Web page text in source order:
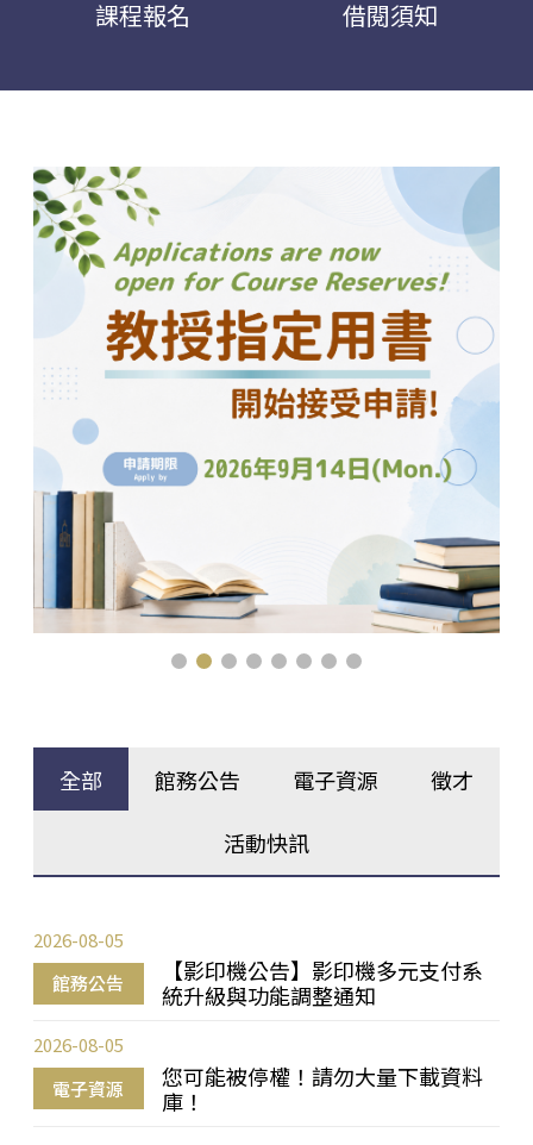
課程報名 借閱須知
全部 館務公告 電子資源 徵才
活動快訊
館務公告
【影印機公告】影印機多元支付系
統升級與功能調整通知
2026-08-05
電子資源
您可能被停權！請勿大量下載資料
庫！
2026-08-05